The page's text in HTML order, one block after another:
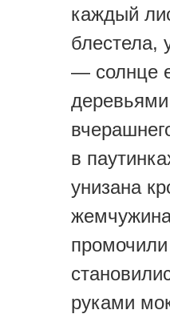
каждый
блестела,
— солнце
в
унизана
руками